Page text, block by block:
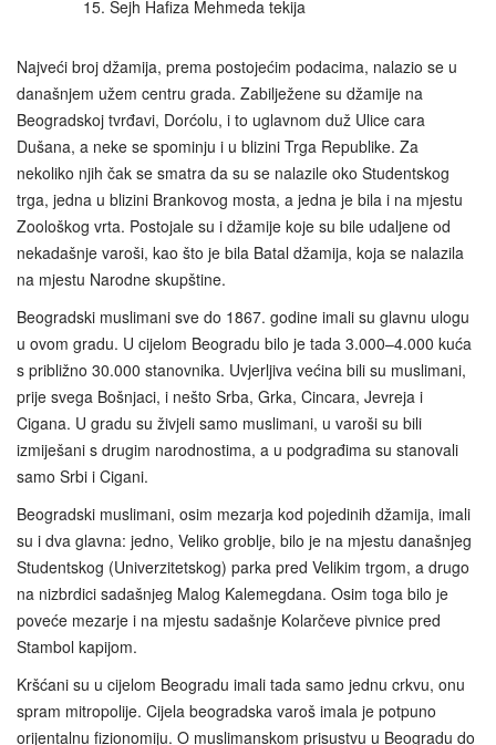
15. Šejh Hafiza Mehmeda tekija
Najveći broj džamija, prema postojećim podacima, nalazio se u
današnjem užem centru grada. Zabilježene su džamije na
Beogradskoj tvrđavi, Dorćolu, i to uglavnom duž Ulice cara
Dušana, a neke se spominju i u blizini Trga Republike. Za
nekoliko njih čak se smatra da su se nalazile oko Studentskog
trga, jedna u blizini Brankovog mosta, a jedna je bila i na mjestu
Zoološkog vrta. Postojale su i džamije koje su bile udaljene od
nekadašnje varoši, kao što je bila Batal džamija, koja se nalazila
na mjestu Narodne skupštine.
Beogradski muslimani sve do 1867. godine imali su glavnu ulogu
u ovom gradu. U cijelom Beogradu bilo je tada 3.000–4.000 kuća
s približno 30.000 stanovnika. Uvjerljiva većina bili su muslimani,
prije svega Bošnjaci, i nešto Srba, Grka, Cincara, Jevreja i
Cigana. U gradu su živjeli samo muslimani, u varoši su bili
izmiješani s drugim narodnostima, a u podgrađima su stanovali
samo Srbi i Cigani.
Beogradski muslimani, osim mezarja kod pojedinih džamija, imali
su i dva glavna: jedno, Veliko groblje, bilo je na mjestu današnjeg
Studentskog (Univerzitetskog) parka pred Velikim trgom, a drugo
na nizbrdici sadašnjeg Malog Kalemegdana. Osim toga bilo je
poveće mezarje i na mjestu sadašnje Kolarčeve pivnice pred
Stambol kapijom.
Kršćani su u cijelom Beogradu imali tada samo jednu crkvu, onu
spram mitropolije. Cijela beogradska varoš imala je potpuno
orijentalnu fizionomiju. O muslimanskom prisustvu u Beogradu do